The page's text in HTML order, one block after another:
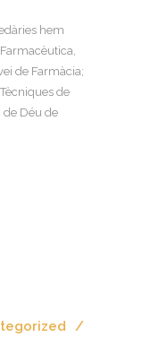
hem
de Farmàcia;
de
de Déu de